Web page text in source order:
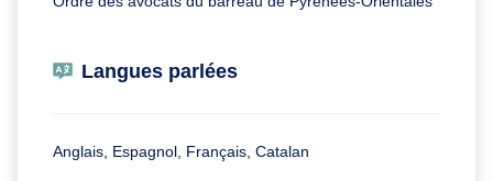
Langues parlées
Anglais, Espagnol, Français, Catalan